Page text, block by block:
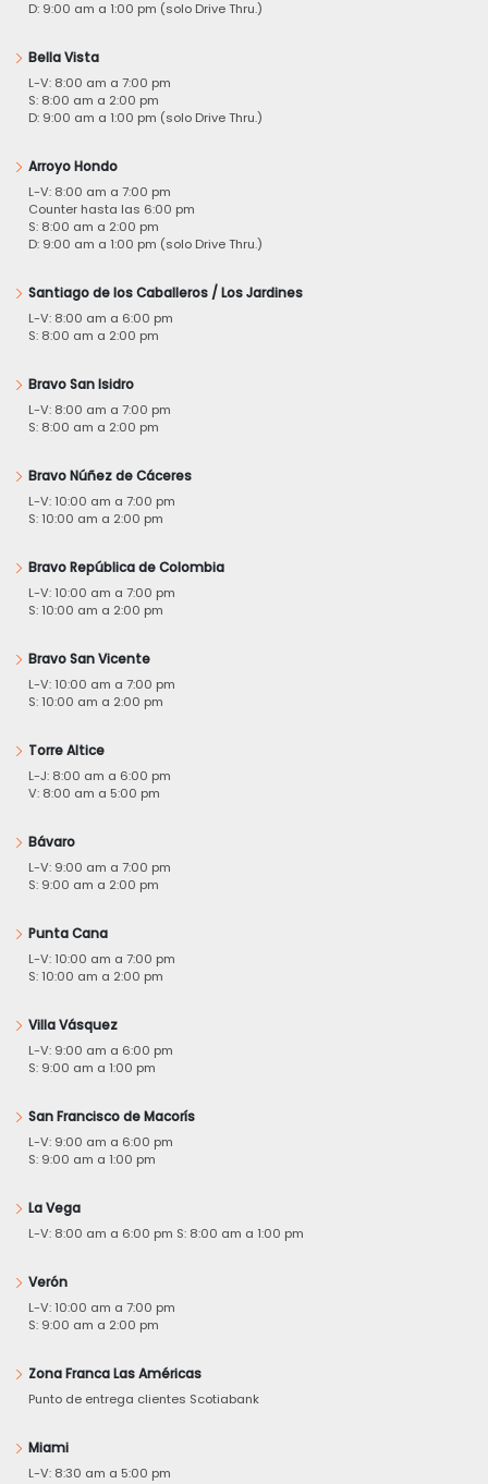
D: 9:00 am a 1:00 pm (solo Drive Thru.)
Bella Vista
L-V: 8:00 am a 7:00 pm
S: 8:00 am a 2:00 pm
D: 9:00 am a 1:00 pm (solo Drive Thru.)
Arroyo Hondo
L-V: 8:00 am a 7:00 pm
Counter hasta las 6:00 pm
S: 8:00 am a 2:00 pm
D: 9:00 am a 1:00 pm (solo Drive Thru.)
Santiago de los Caballeros / Los Jardines
L-V: 8:00 am a 6:00 pm
S: 8:00 am a 2:00 pm
Bravo San Isidro
L-V: 8:00 am a 7:00 pm
S: 8:00 am a 2:00 pm
Bravo Núñez de Cáceres
L-V: 10:00 am a 7:00 pm
S: 10:00 am a 2:00 pm
Bravo República de Colombia
L-V: 10:00 am a 7:00 pm
S: 10:00 am a 2:00 pm
Bravo San Vicente
L-V: 10:00 am a 7:00 pm
S: 10:00 am a 2:00 pm
Torre Altice
L-J: 8:00 am a 6:00 pm
V: 8:00 am a 5:00 pm
Bávaro
L-V: 9:00 am a 7:00 pm
S: 9:00 am a 2:00 pm
Punta Cana
L-V: 10:00 am a 7:00 pm
S: 10:00 am a 2:00 pm
Villa Vásquez
L-V: 9:00 am a 6:00 pm
S: 9:00 am a 1:00 pm
San Francisco de Macorís
L-V: 9:00 am a 6:00 pm
S: 9:00 am a 1:00 pm
La Vega
L-V: 8:00 am a 6:00 pm S: 8:00 am a 1:00 pm
Verón
L-V: 10:00 am a 7:00 pm
S: 9:00 am a 2:00 pm
Zona Franca Las Américas
Punto de entrega clientes Scotiabank
Miami
L-V: 8:30 am a 5:00 pm